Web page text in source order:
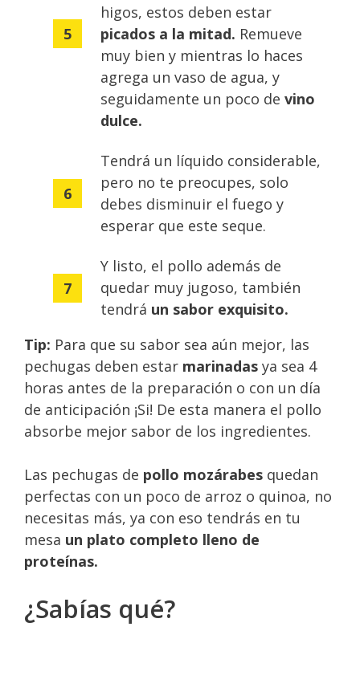
higos, estos deben estar
picados a la mitad. Remueve
muy bien y mientras lo haces
agrega un vaso de agua, y
seguidamente un poco de vino
dulce.
Tendrá un líquido considerable,
pero no te preocupes, solo
debes disminuir el fuego y
esperar que este seque.
Y listo, el pollo además de
quedar muy jugoso, también
tendrá un sabor exquisito.
Tip: Para que su sabor sea aún mejor, las
pechugas deben estar marinadas ya sea 4
horas antes de la preparación o con un día
de anticipación ¡Si! De esta manera el pollo
absorbe mejor sabor de los ingredientes.
Las pechugas de pollo mozárabes quedan
perfectas con un poco de arroz o quinoa, no
necesitas más, ya con eso tendrás en tu
mesa un plato completo lleno de
proteínas.
¿Sabías qué?